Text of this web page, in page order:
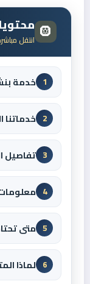
🛞 انتقل
1 خدمة
2 خدماتنا
3 تفاصيل
4
5 متى
6 لماذا